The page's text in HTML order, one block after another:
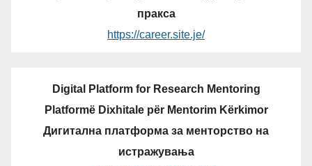
пракса
https://career.site.je/
Digital Platform for Research Mentoring
Platformë Dixhitale për Mentorim Kërkimor
Дигитална платформа за менторство на
истражувања